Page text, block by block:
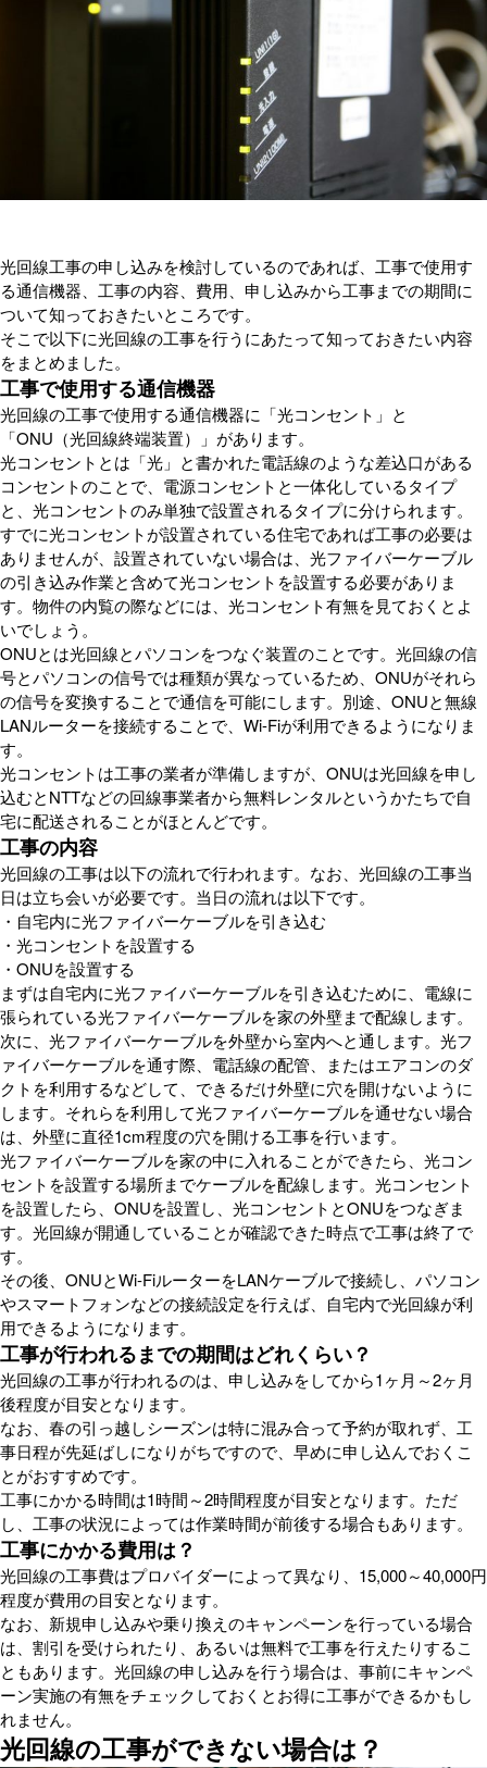
光回線工事の申し込みを検討しているのであれば、工事で使用す
る通信機器、工事の内容、費用、申し込みから工事までの期間に
ついて知っておきたいところです。
そこで以下に光回線の工事を行うにあたって知っておきたい内容
をまとめました。
工事で使用する通信機器
光回線の工事で使用する通信機器に「光コンセント」と
「ONU（光回線終端装置）」があります。
光コンセントとは「光」と書かれた電話線のような差込口がある
コンセントのことで、電源コンセントと一体化しているタイプ
と、光コンセントのみ単独で設置されるタイプに分けられます。
すでに光コンセントが設置されている住宅であれば工事の必要は
ありませんが、設置されていない場合は、光ファイバーケーブル
の引き込み作業と含めて光コンセントを設置する必要がありま
す。物件の内覧の際などには、光コンセント有無を見ておくとよ
いでしょう。
ONUとは光回線とパソコンをつなぐ装置のことです。光回線の信
号とパソコンの信号では種類が異なっているため、ONUがそれら
の信号を変換することで通信を可能にします。別途、ONUと無線
LANルーターを接続することで、Wi-Fiが利用できるようになりま
す。
光コンセントは工事の業者が準備しますが、ONUは光回線を申し
込むとNTTなどの回線事業者から無料レンタルというかたちで自
宅に配送されることがほとんどです。
工事の内容
光回線の工事は以下の流れで行われます。なお、光回線の工事当
日は立ち会いが必要です。当日の流れは以下です。
・自宅内に光ファイバーケーブルを引き込む
・光コンセントを設置する
・ONUを設置する
まずは自宅内に光ファイバーケーブルを引き込むために、電線に
張られている光ファイバーケーブルを家の外壁まで配線します。
次に、光ファイバーケーブルを外壁から室内へと通します。光フ
ァイバーケーブルを通す際、電話線の配管、またはエアコンのダ
クトを利用するなどして、できるだけ外壁に穴を開けないように
します。それらを利用して光ファイバーケーブルを通せない場合
は、外壁に直径1cm程度の穴を開ける工事を行います。
光ファイバーケーブルを家の中に入れることができたら、光コン
セントを設置する場所までケーブルを配線します。光コンセント
を設置したら、ONUを設置し、光コンセントとONUをつなぎま
す。光回線が開通していることが確認できた時点で工事は終了で
す。
その後、ONUとWi-FiルーターをLANケーブルで接続し、パソコン
やスマートフォンなどの接続設定を行えば、自宅内で光回線が利
用できるようになります。
工事が行われるまでの期間はどれくらい？
光回線の工事が行われるのは、申し込みをしてから1ヶ月～2ヶ月
後程度が目安となります。
なお、春の引っ越しシーズンは特に混み合って予約が取れず、工
事日程が先延ばしになりがちですので、早めに申し込んでおくこ
とがおすすめです。
工事にかかる時間は1時間～2時間程度が目安となります。ただ
し、工事の状況によっては作業時間が前後する場合もあります。
工事にかかる費用は？
光回線の工事費はプロバイダーによって異なり、15,000～40,000円
程度が費用の目安となります。
なお、新規申し込みや乗り換えのキャンペーンを行っている場合
は、割引を受けられたり、あるいは無料で工事を行えたりするこ
ともあります。光回線の申し込みを行う場合は、事前にキャンペ
ーン実施の有無をチェックしておくとお得に工事ができるかもし
れません。
光回線の工事ができない場合は？